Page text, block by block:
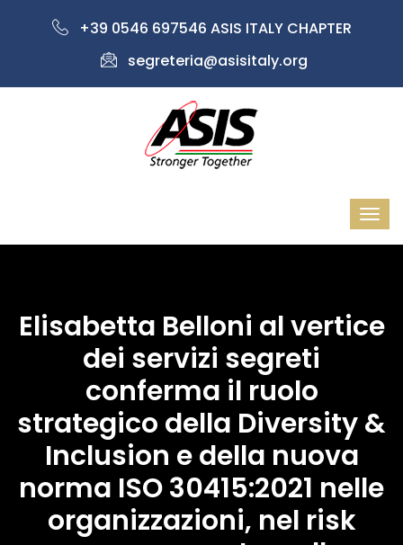
+39 0546 697546 ASIS ITALY CHAPTER
segreteria@asisitaly.org
Elisabetta Belloni al vertice
dei servizi segreti
conferma il ruolo
strategico della Diversity &
Inclusion e della nuova
norma ISO 30415:2021 nelle
organizzazioni, nel risk